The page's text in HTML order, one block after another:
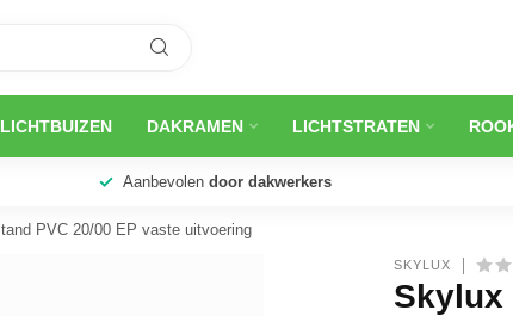
DAKRAMEN LICHTSTRATEN
Aanbevolen door dakwerkers
PVC 20/00 EP vaste uitvoering
SKYLUX
Skylux